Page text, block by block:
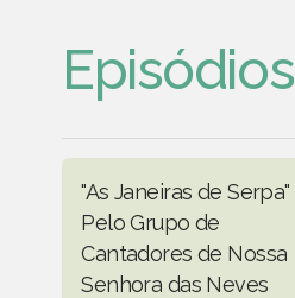
Episódios
"As Janeiras de Serpa"
Pelo Grupo de
Cantadores de Nossa
Senhora das Neves